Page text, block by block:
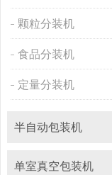
颗粒分装机
食品分装机
定量分装机
半自动包装机
单室真空包装机